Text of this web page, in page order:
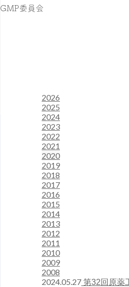
GMP委員会
2026
2025
2024
2023
2022
2021
2020
2019
2018
2017
2016
2015
2014
2013
2012
2011
2010
2009
2008
2024.05.27 第32回原薬